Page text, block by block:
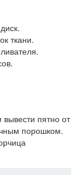
ткани.
пятно от
порошком.